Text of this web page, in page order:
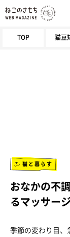
TOP 猫豆
猫と暮らす
おなかの不
るマッサー
季節の変わり目、